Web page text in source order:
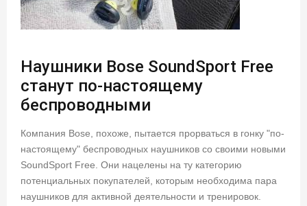
Наушники Bose SoundSport Free
станут по-настоящему
беспроводными
Компания Bose, похоже, пытается прорваться в гонку "по-
настоящему" беспроводных наушников со своими новыми
SoundSport Free. Они нацелены на ту категорию
потенциальных покупателей, которым необходима пара
наушников для активной деятельности и тренировок.